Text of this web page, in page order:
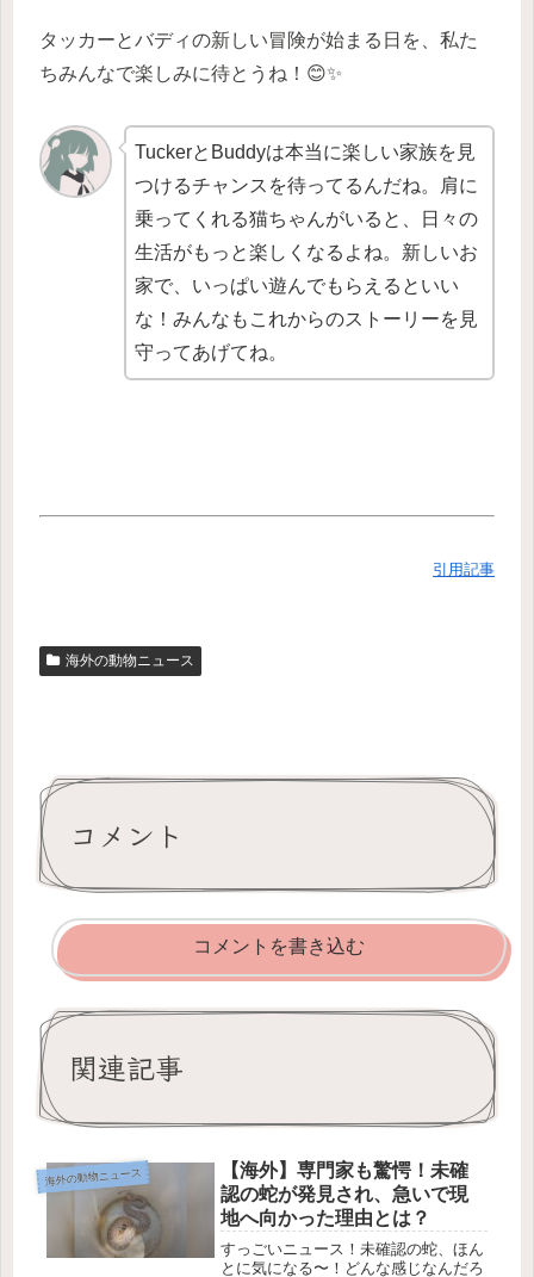
タッカーとバディの新しい冒険が始まる日を、私た
ちみんなで楽しみに待とうね！😊✨
TuckerとBuddyは本当に楽しい家族を見
つけるチャンスを待ってるんだね。肩に
乗ってくれる猫ちゃんがいると、日々の
生活がもっと楽しくなるよね。新しいお
家で、いっぱい遊んでもらえるといい
な！みんなもこれからのストーリーを見
守ってあげてね。
引用記事
海外の動物ニュース
コメント
コメントを書き込む
関連記事
海外の動物ニュース
【海外】専門家も驚愕！未確
認の蛇が発見され、急いで現
地へ向かった理由とは？
すっごいニュース！未確認の蛇、ほん
とに気になる〜！どんな感じなんだろ